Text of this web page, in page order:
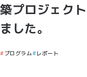
築プロジェク
ました。
プログラム レポート